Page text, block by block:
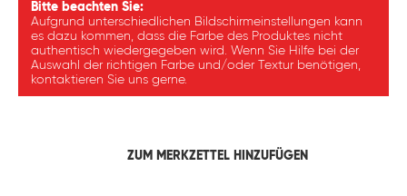
Bitte beachten Sie:
Aufgrund unterschiedlichen Bildschirmeinstellungen kann
es dazu kommen, dass die Farbe des Produktes nicht
authentisch wiedergegeben wird. Wenn Sie Hilfe bei der
Auswahl der richtigen Farbe und/oder Textur benötigen,
kontaktieren Sie uns gerne.
ZUM MERKZETTEL HINZUFÜGEN